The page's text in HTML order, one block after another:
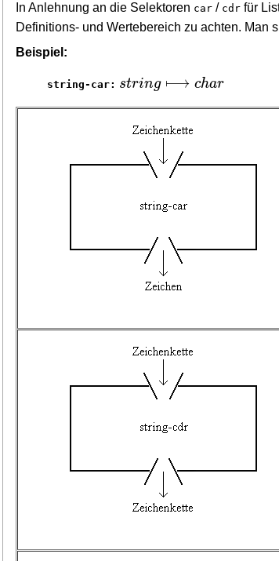
In Anlehnung an die Selektoren car / cdr für
Definitions- und Wertebereich zu achten.
Beispiel:
string-car: string ⟼ char